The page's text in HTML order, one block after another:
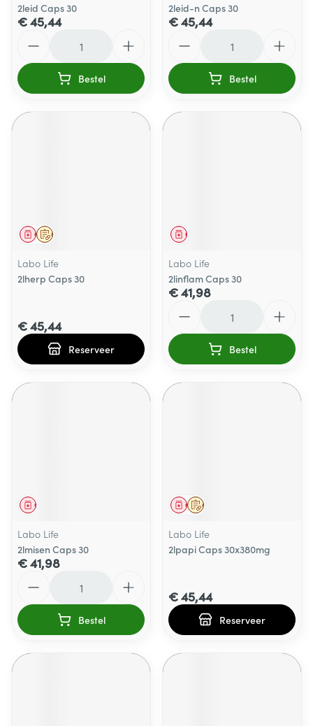
2leid Caps 30
€ 45,44
Bestel
2leid-n Caps 30
€ 45,44
Bestel
Op voorschrift
Geneesmiddel
Labo Life
2lherp Caps 30
€ 45,44
Reserveer
Geneesmiddel
Labo Life
2linflam Caps 30
€ 41,98
Bestel
Geneesmiddel
Labo Life
2lmisen Caps 30
€ 41,98
Bestel
Op voorschrift
Geneesmiddel
Labo Life
2lpapi Caps 30x380mg
€ 45,44
Reserveer